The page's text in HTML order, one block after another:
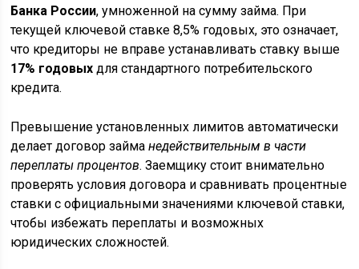
Банка России, умноженной на сумму займа. При
текущей ключевой ставке 8,5% годовых, это означает,
что кредиторы не вправе устанавливать ставку выше
17% годовых для стандартного потребительского
кредита.
Превышение установленных лимитов автоматически
делает договор займанедействительным в части
переплаты процентов. Заемщику стоит внимательно
проверять условия договора и сравнивать процентные
ставки с официальными значениями ключевой ставки,
чтобы избежать переплаты и возможных
юридических сложностей.